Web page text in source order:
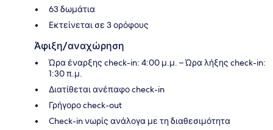
63 δωμάτια
Εκτείνεται σε 3 ορόφους
Άφιξη/αναχώρηση
Ώρα έναρξης check-in: 4:00 μ.μ. – Ώρα λήξης check-in:
1:30 π.μ.
Διατίθεται ανέπαφο check-in
Γρήγορο check-out
Check-in νωρίς ανάλογα με τη διαθεσιμότητα